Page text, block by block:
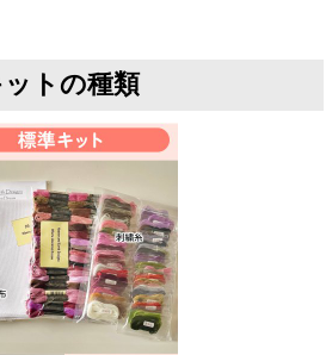
ットの種類